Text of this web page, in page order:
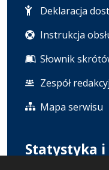
Deklaracja
Instrukcja
Słownik
Zespół
Mapa serwisu
Statystyka i